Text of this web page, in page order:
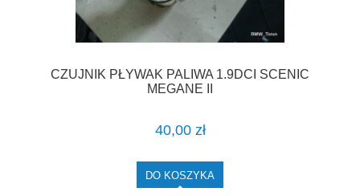
CZUJNIK PŁYWAK PALIWA 1.9DCI SCENIC
MEGANE II
40,00 zł
DO KOSZYKA